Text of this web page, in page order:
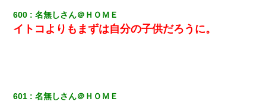
600 名無しさん＠ＨＯＭＥ
イトコよりもまずは自分の子供だろうに。
601 名無しさん＠ＨＯＭＥ